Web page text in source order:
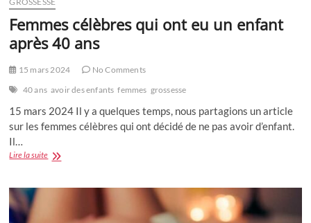
Femmes célèbres qui ont eu un enfant
après 40 ans
15 mars 2024
No Comments
40 ans avoir des enfants femmes grossesse
15 mars 2024 Il y a quelques temps, nous partagions un article
sur les femmes célèbres qui ont décidé de ne pas avoir d’enfant.
Il…
Lire la suiteFemmes